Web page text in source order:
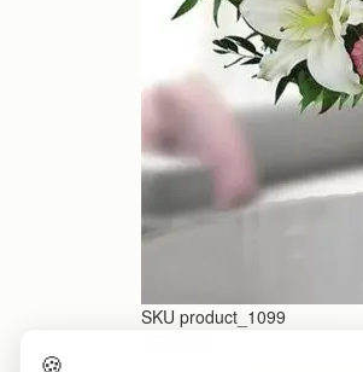
SKU product_1099
🍪